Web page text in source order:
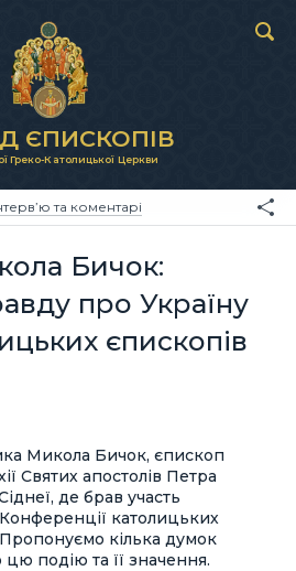
ЄПИСКОПІВ
Греко-Католицької Церкви
та коментарі
Бичок:
про Україну
єпископів
Микола Бичок, єпископ
Святих апостолів Петра
де брав участь
Конференції католицьких
Пропонуємо кілька думок
подію та її значення.